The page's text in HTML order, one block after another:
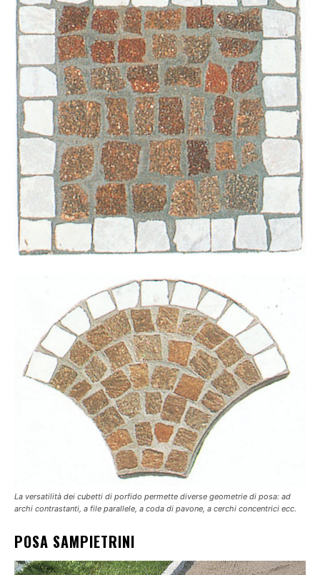
La versatilità dei cubetti di porfido permette diverse geometrie di posa: ad
archi contrastanti, a file parallele, a coda di pavone, a cerchi concentrici ecc.
POSA SAMPIETRINI